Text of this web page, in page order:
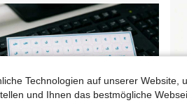
Technologien auf unserer Website,
und Ihnen das bestmögliche